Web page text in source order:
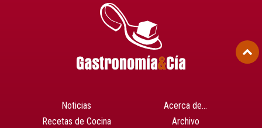
Noticias
Recetas de Cocina
Acerca de…
Archivo